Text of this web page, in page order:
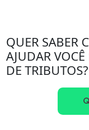
QUER SABER
AJUDAR
DE TRIBUTOS?